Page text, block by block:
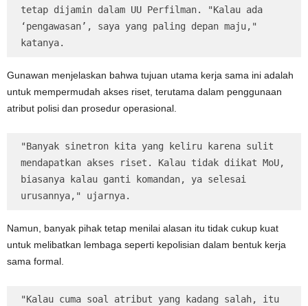
tetap dijamin dalam UU Perfilman. "Kalau ada
‘pengawasan’, saya yang paling depan maju,"
katanya.
Gunawan menjelaskan bahwa tujuan utama kerja sama ini adalah
untuk mempermudah akses riset, terutama dalam penggunaan
atribut polisi dan prosedur operasional.
"Banyak sinetron kita yang keliru karena sulit
mendapatkan akses riset. Kalau tidak diikat MoU,
biasanya kalau ganti komandan, ya selesai
urusannya," ujarnya.
Namun, banyak pihak tetap menilai alasan itu tidak cukup kuat
untuk melibatkan lembaga seperti kepolisian dalam bentuk kerja
sama formal.
"Kalau cuma soal atribut yang kadang salah, itu